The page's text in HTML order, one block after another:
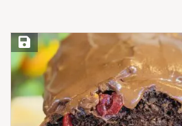
Save Recipe